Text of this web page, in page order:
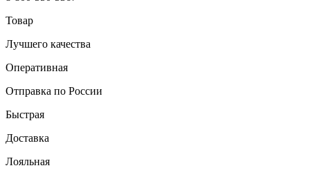
Товар
Лучшего качества
Оперативная
Отправка по России
Быстрая
Доставка
Лояльная